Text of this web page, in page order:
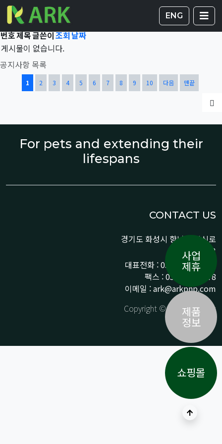
ENG
Total 42,410건1 페이지 게시판
공지사항 목록
번호제목글쓴이조회날짜
게시물이 없습니다.
열린
1 페이지
2
페이지3페이지4
페이지5페이지6
페이지7
페이지8
페이지9
페이지10
페이지 다음 맨끝
For pets and extending their
lifespans
CONTACT US
경기도 화성시 향남읍 상신로
290-13
대표전화 : 031-359-9776 /
팩스 : 031-359-9778
이메일 : ark@arkpnp.com
Copyright © ARK All Rights
Reserved.
상단으로
사업
제휴
제품
정보
쇼핑몰